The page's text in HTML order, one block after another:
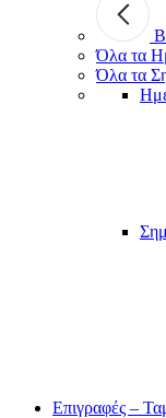
Όλα τα
Όλα τα
Επιγραφές –